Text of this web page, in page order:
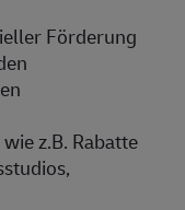
Förderung
z.B. Rabatte